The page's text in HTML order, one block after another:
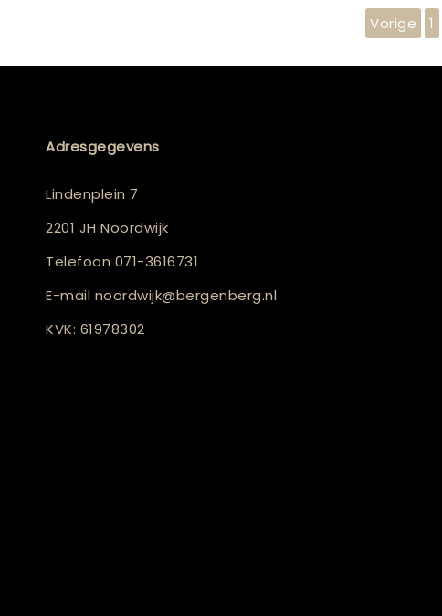
Vorige 1
Adresgegevens
Lindenplein 7
2201 JH Noordwijk
Telefoon 071-3616731
E-mail noordwijk@bergenberg.nl
KVK: 61978302